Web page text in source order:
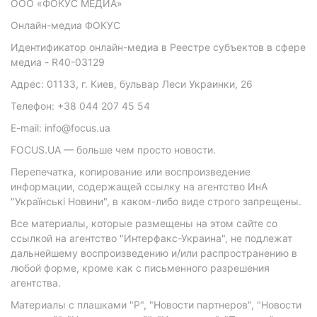
ООО «ФОКУС МЕДИА»
Онлайн-медиа ФОКУС
Идентификатор онлайн-медиа в Реестре субъектов в сфере
медиа - R40-03129
Адрес: 01133, г. Киев, бульвар Леси Украинки, 26
Телефон: +38 044 207 45 54
E-mail: info@focus.ua
FOCUS.UA — больше чем просто новости.
Перепечатка, копирование или воспроизведение
информации, содержащей ссылку на агентство ИнА
"Українські Новини", в каком-либо виде строго запрещены.
Все материалы, которые размещены на этом сайте со
ссылкой на агентство "Интерфакс-Украина", не подлежат
дальнейшему воспроизведению и/или распространению в
любой форме, кроме как с письменного разрешения
агентства.
Материалы с плашками "Р", "Новости партнеров", "Новости